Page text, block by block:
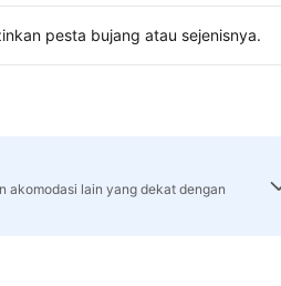
pesta bujang atau sejenisnya.
akomodasi lain yang dekat dengan